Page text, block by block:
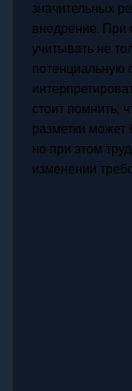
значительных
внедрение. При
учитывать не
потенциальную
стоит помнить,
разметки может
но при этом
изменении